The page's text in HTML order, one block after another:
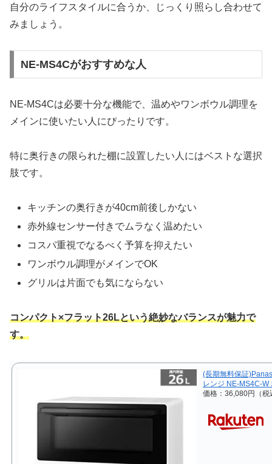
自分のライフスタイルに合うか、じっくり照らし合わせて
みましょう。
NE-MS4Cがおすすめな人
NE-MS4Cは必要十分な機能で、温めやワンボウル調理を
メインに使いたい人にぴったりです。
特に奥行きの限られた棚に設置したい人にはベストな選択
肢です。
キッチンの奥行きが40cm前後しかない
赤外線センサー付きでムラなく温めたい
コスパ重視でなるべく予算を抑えたい
ワンボウル調理がメインでOK
グリルは片面でも気にならない
コンパクト×フラット26Lという絶妙なバランスが魅力で
す。
(長期無料保証
レンジ NE-MS4C-W
価格：36,080円（